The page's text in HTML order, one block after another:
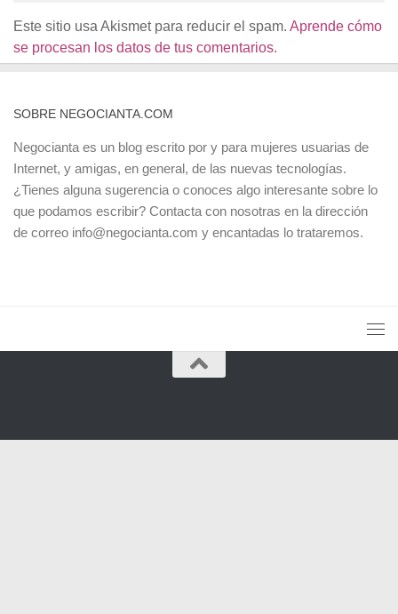
Este sitio usa Akismet para reducir el spam. Aprende cómo
se procesan los datos de tus comentarios.
SOBRE NEGOCIANTA.COM
Negocianta es un blog escrito por y para mujeres usuarias de
Internet, y amigas, en general, de las nuevas tecnologías.
¿Tienes alguna sugerencia o conoces algo interesante sobre lo
que podamos escribir? Contacta con nosotras en la dirección
de correo info@negocianta.com y encantadas lo trataremos.